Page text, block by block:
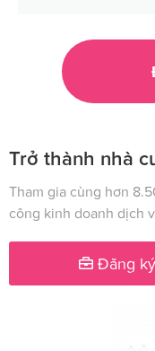
Trở thành nhà
Tham gia cùng hơn
công kinh doanh dịch
Đăng